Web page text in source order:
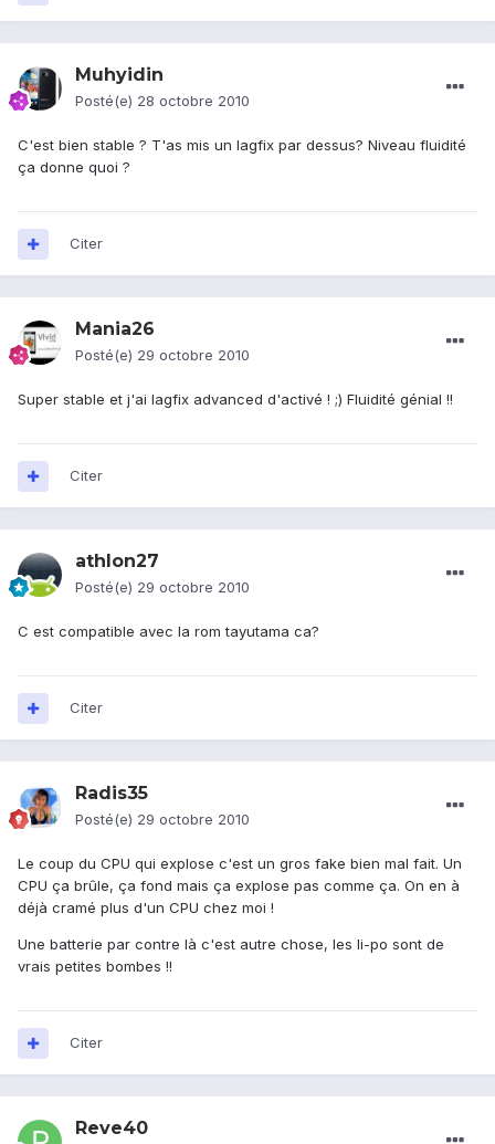
Muhyidin
Posté(e) 28 octobre 2010
C'est bien stable ? T'as mis un lagfix par dessus? Niveau fluidité
ça donne quoi ?
Citer
Mania26
Posté(e) 29 octobre 2010
Super stable et j'ai lagfix advanced d'activé ! ;) Fluidité génial !!
Citer
athlon27
Posté(e) 29 octobre 2010
C est compatible avec la rom tayutama ca?
Citer
Radis35
Posté(e) 29 octobre 2010
Le coup du CPU qui explose c'est un gros fake bien mal fait. Un
CPU ça brûle, ça fond mais ça explose pas comme ça. On en à
déjà cramé plus d'un CPU chez moi !
Une batterie par contre là c'est autre chose, les li-po sont de
vrais petites bombes !!
Citer
Reve40